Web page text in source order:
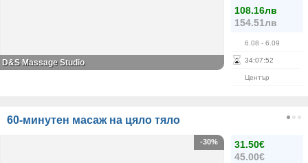
108.16лв
154.51лв
6.08 - 6.09
34:07:51
Център
D&S Massage Studio
60-минутен масаж на цяло тяло
31.50€
45.00€
-30%